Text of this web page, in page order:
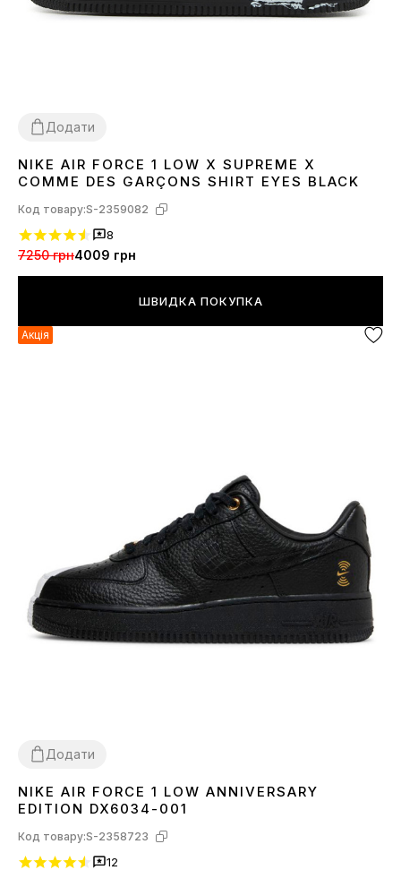
Додати
3637 38 39 41 424344 45
NIKE AIR FORCE 1 LOW X SUPREME X
COMME DES GARÇONS SHIRT EYES BLACK
Код товару:S-2359082
8
7250 грн4009 грн
ШВИДКА ПОКУПКА
Акція
Додати
3637 38 39 40414243 4445
NIKE AIR FORCE 1 LOW ANNIVERSARY
EDITION DX6034-001
Код товару:S-2358723
12